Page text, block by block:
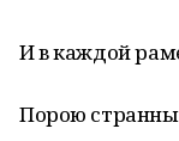
И в каждой
Порою